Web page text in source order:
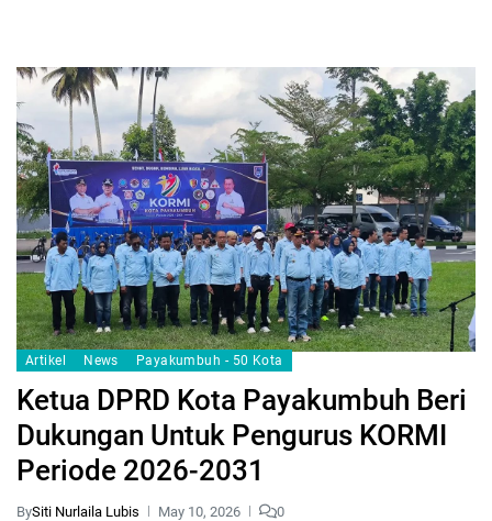
Artikel News Payakumbuh - 50 Kota
Ketua DPRD Kota Payakumbuh Beri
Dukungan Untuk Pengurus KORMI
Periode 2026-2031
BySiti Nurlaila Lubis May 10, 2026 0